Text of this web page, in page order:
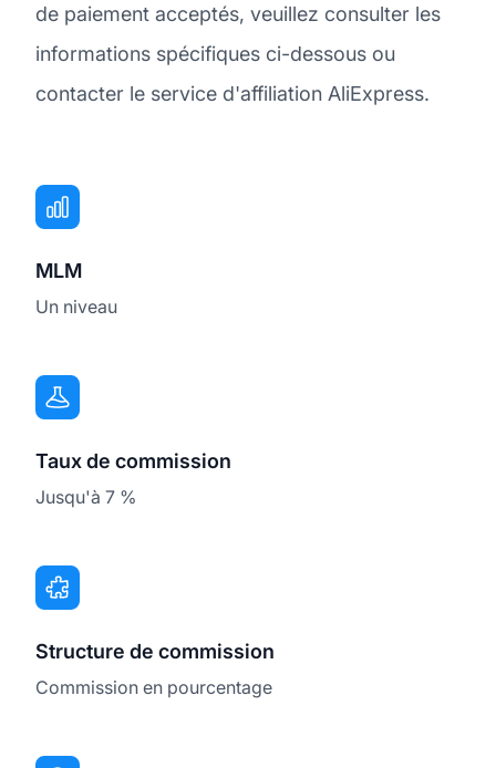
de paiement acceptés, veuillez consulter les
informations spécifiques ci-dessous ou
contacter le service d'affiliation AliExpress.
MLM
Un niveau
Taux de commission
Jusqu'à 7 %
Structure de commission
Commission en pourcentage